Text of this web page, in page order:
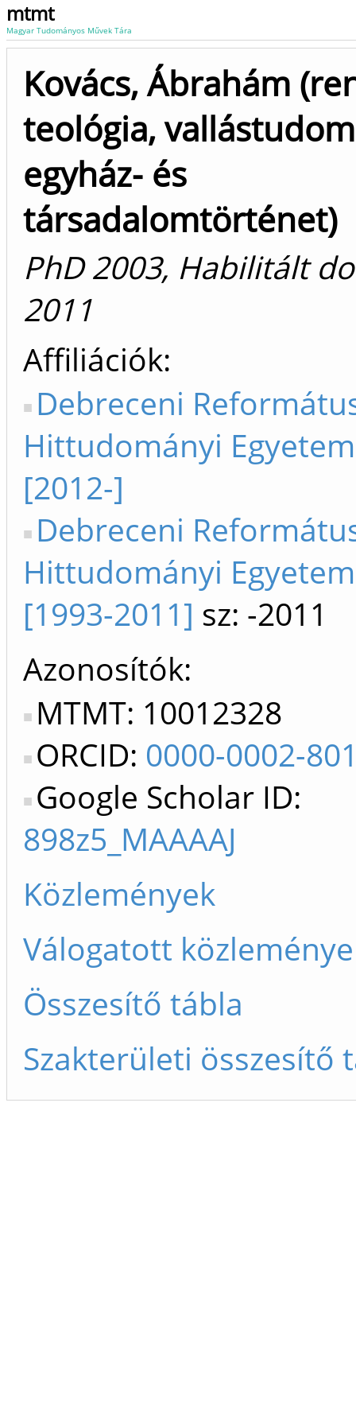
mtmt
Magyar Tudományos Művek Tára
Kovács, Ábrahám
teológia,
egyház- és
társadalomtörténet)
PhD 2003, Habilitált
2011
Affiliációk
Debreceni
Hittudományi Egyetem
[2012-]
Debreceni
Hittudományi Egyetem
[1993-2011] sz: -2011
Azonosítók
MTMT: 10012328
ORCID: 0000-0002-
Google Scholar ID:
898z5_MAAAAJ
Közlemények
Válogatott
Összesítő tábla
Szakterületi összesítő